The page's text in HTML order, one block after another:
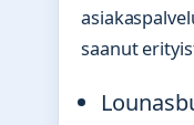
saanut